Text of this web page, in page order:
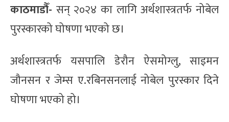
काठमाडौँ- सन् २०२४ का लागि अर्थशास्त्रतर्फ नोबेल
पुरस्कारको घोषणा भएको छ।
अर्थशास्त्रतर्फ यसपालि डेरौन ऐसमोग्लु, साइमन
जौनसन र जेम्स ए.रबिनसनलाई नोबेल पुरस्कार दिने
घोषणा भएको हो।